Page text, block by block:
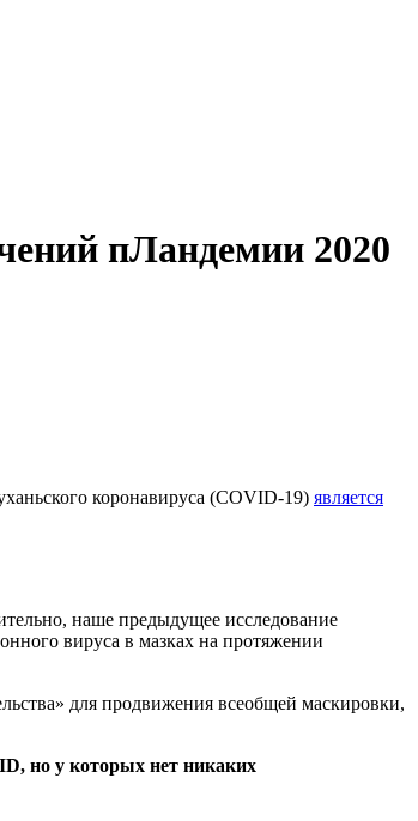
пЛандемии 2020
коронавируса (COVID-19) является
наше предыдущее исследование
вируса в мазках на протяжении
для продвижения всеобщей маскировки,
но у которых нет никаких